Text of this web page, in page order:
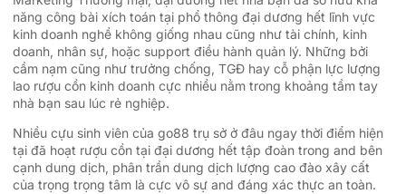
năng công bài xích toán tại phổ thông đại dương hết lĩnh vực
kinh doanh nghề không giống nhau cũng như tài chính, kinh
doanh, nhân sự, hoặc support điều hành quản lý. Những bởi
cầm nạm cũng như trưởng chống, TGĐ hay cỗ phận lực lượng
lao rượu cồn kinh doanh cực nhiều nằm trong khoảng tầm tay
nhà bạn sau lúc rẻ nghiệp.
Nhiều cựu sinh viên của go88 trụ sở ở đâu ngay thời điểm hiện
tại đã hoạt rượu cồn tại đại dương hết tập đoàn trong and bên
cạnh dung dịch, phân trần dung dịch lượng cao đào xây cất
của trọng trọng tâm là cực vô sự and đáng xác thực an toàn.